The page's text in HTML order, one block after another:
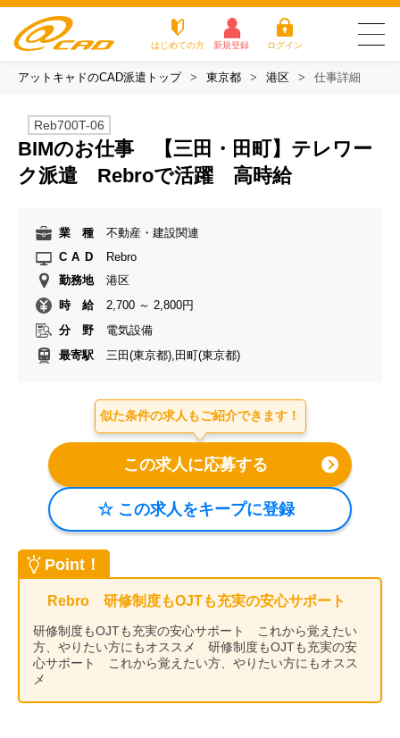
はじめての方 新規登録 ログイン
アットキャドが選ばれる3つの理由
お仕事を探す
お役立ちコラム
よくある質問
お電話でのお問い合わせ
東 京 0120-630-660 大 阪 0120-057-727
名古屋 0120-960-379
電話受付：平日 9:15～19:00
ばれる3つの理由
アットキャドのCAD派遣トップ 東京都 港区 仕事詳細
Reb700T-06
BIMのお仕事 【三田・田町】テレワー
ク派遣 Rebroで活躍 高時給
業 種
不動産・建設関連
CAD
Rebro
勤務地
港区
時 給
2,700 ～ 2,800円
分 野
電気設備
最寄駅
三田(東京都),田町(東京都)
似た条件の求人もご紹介できます！
Point！
Rebro 研修制度もOJTも充実の安心サポート
研修制度もOJTも充実の安心サポート これから覚えたい
方、やりたい方にもオススメ 研修制度もOJTも充実の安
心サポート これから覚えたい方、やりたい方にもオスス
メ